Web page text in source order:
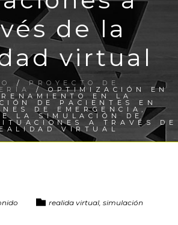
de la
virtual
/PROYECTO DE
/ OPTIMIZACIÓN EN
EN LA
DE PACIENTES EN
DE EMERGENCIA,
LA SIMULACIÓN DE
A TRAVÉS DE
VIRTUAL
realida virtual, simulación